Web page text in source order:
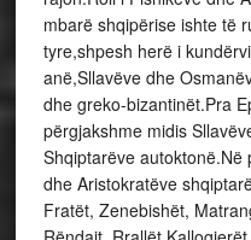
mbarë shqipërise ishte të
tyre,shpesh herë i
anë,Sllavëve dhe
dhe greko-bizantinët.Pra
përgjakshme midis
Shqiptarëve
dhe Aristokratëve
Fratët, Zenebishët,